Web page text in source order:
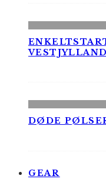
DØDE
GEAR